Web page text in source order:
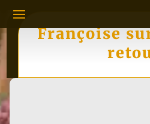
Françoise